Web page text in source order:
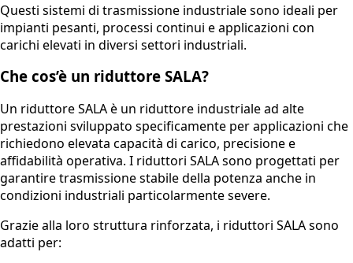
Questi sistemi di trasmissione industriale sono ideali per
impianti pesanti, processi continui e applicazioni con
carichi elevati in diversi settori industriali.
Che cos’è un riduttore SALA?
Un riduttore SALA è un riduttore industriale ad alte
prestazioni sviluppato specificamente per applicazioni che
richiedono elevata capacità di carico, precisione e
affidabilità operativa. I riduttori SALA sono progettati per
garantire trasmissione stabile della potenza anche in
condizioni industriali particolarmente severe.
Grazie alla loro struttura rinforzata, i riduttori SALA sono
adatti per: